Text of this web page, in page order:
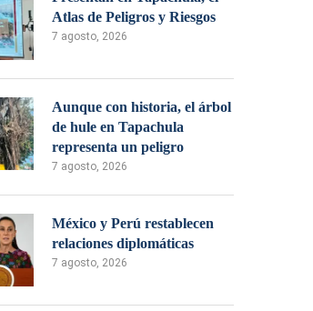
Atlas de Peligros y Riesgos
7 agosto, 2026
Aunque con historia, el árbol
de hule en Tapachula
representa un peligro
7 agosto, 2026
México y Perú restablecen
relaciones diplomáticas
7 agosto, 2026